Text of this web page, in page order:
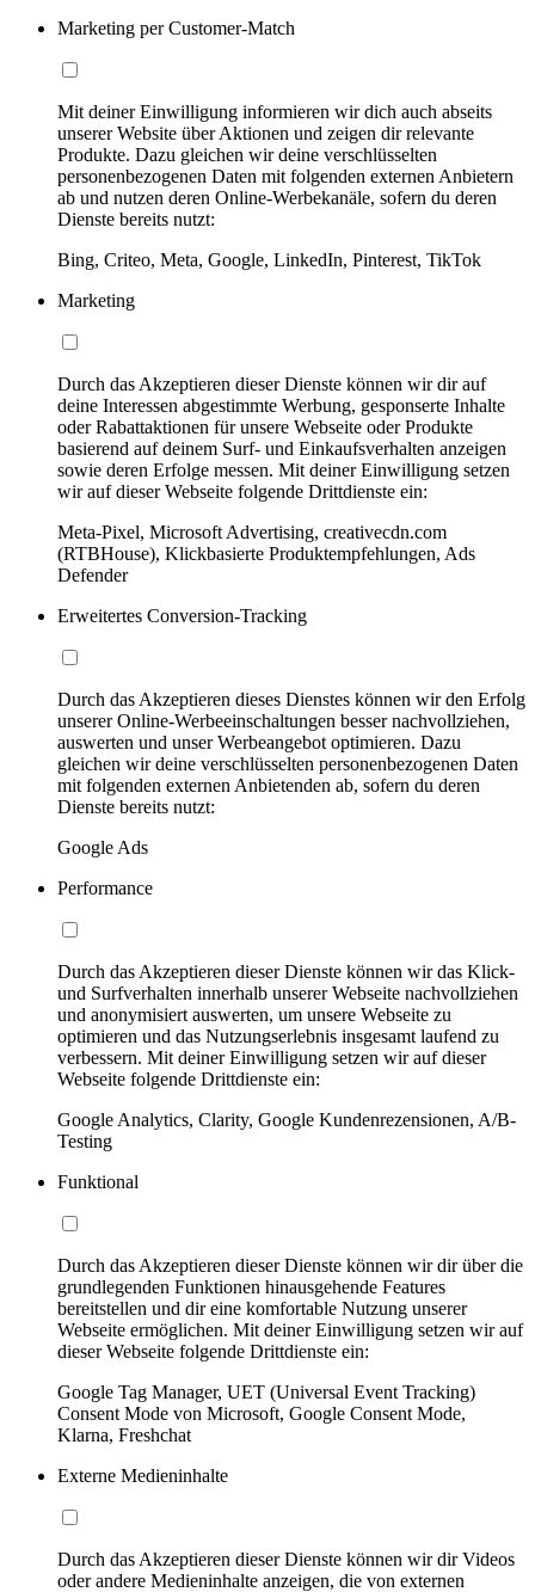
Marketing per Customer-Match
Mit deiner Einwilligung informieren wir dich auch abseits
unserer Website über Aktionen und zeigen dir relevante
Produkte. Dazu gleichen wir deine verschlüsselten
personenbezogenen Daten mit folgenden externen Anbietern
ab und nutzen deren Online-Werbekanäle, sofern du deren
Dienste bereits nutzt:
Bing, Criteo, Meta, Google, LinkedIn, Pinterest, TikTok
Marketing
Durch das Akzeptieren dieser Dienste können wir dir auf
deine Interessen abgestimmte Werbung, gesponserte Inhalte
oder Rabattaktionen für unsere Webseite oder Produkte
basierend auf deinem Surf- und Einkaufsverhalten anzeigen
sowie deren Erfolge messen. Mit deiner Einwilligung setzen
wir auf dieser Webseite folgende Drittdienste ein:
Meta-Pixel, Microsoft Advertising, creativecdn.com
(RTBHouse), Klickbasierte Produktempfehlungen, Ads
Defender
Erweitertes Conversion-Tracking
Durch das Akzeptieren dieses Dienstes können wir den Erfolg
unserer Online-Werbeeinschaltungen besser nachvollziehen,
auswerten und unser Werbeangebot optimieren. Dazu
gleichen wir deine verschlüsselten personenbezogenen Daten
mit folgenden externen Anbietenden ab, sofern du deren
Dienste bereits nutzt:
Google Ads
Performance
Durch das Akzeptieren dieser Dienste können wir das Klick-
und Surfverhalten innerhalb unserer Webseite nachvollziehen
und anonymisiert auswerten, um unsere Webseite zu
optimieren und das Nutzungserlebnis insgesamt laufend zu
verbessern. Mit deiner Einwilligung setzen wir auf dieser
Webseite folgende Drittdienste ein:
Google Analytics, Clarity, Google Kundenrezensionen, A/B-
Testing
Funktional
Durch das Akzeptieren dieser Dienste können wir dir über die
grundlegenden Funktionen hinausgehende Features
bereitstellen und dir eine komfortable Nutzung unserer
Webseite ermöglichen. Mit deiner Einwilligung setzen wir auf
dieser Webseite folgende Drittdienste ein:
Google Tag Manager, UET (Universal Event Tracking)
Consent Mode von Microsoft, Google Consent Mode,
Klarna, Freshchat
Externe Medieninhalte
Durch das Akzeptieren dieser Dienste können wir dir Videos
oder andere Medieninhalte anzeigen, die von externen